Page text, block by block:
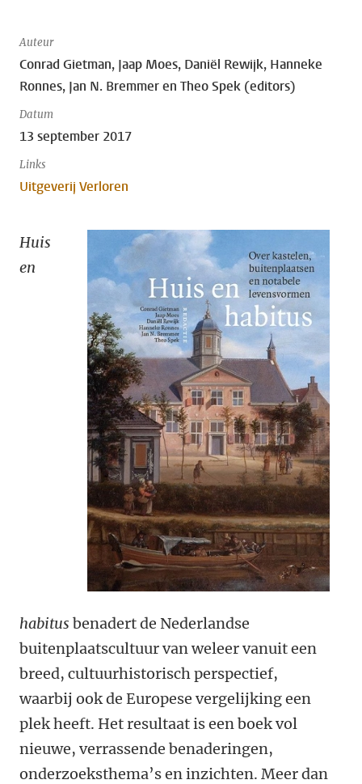
Auteur
Conrad Gietman, Jaap Moes, Daniël Rewijk, Hanneke
Ronnes, Jan N. Bremmer en Theo Spek (editors)
Datum
13 september 2017
Links
Uitgeverij Verloren
Huis
en
habitus benadert de Nederlandse
buitenplaatscultuur van weleer vanuit een
breed, cultuurhistorisch perspectief,
waarbij ook de Europese vergelijking een
plek heeft. Het resultaat is een boek vol
nieuwe, verrassende benaderingen,
onderzoeksthema’s en inzichten. Meer dan